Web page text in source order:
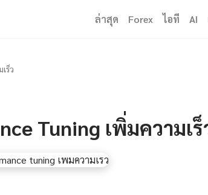
ล่าสุด Forex ไอที AI
ร็ว
Tuning เพิ่มความเร็